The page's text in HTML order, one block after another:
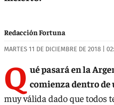
Redacción Fortuna
MARTES 11 DE DICIEMBRE DE 2018 |
Q ué pasará en la
comienza dentro de
muy válida dado que todos